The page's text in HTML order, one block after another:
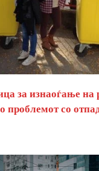
за изнаоѓање на
проблемот со